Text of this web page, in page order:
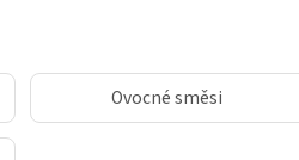
Ovocné směsi